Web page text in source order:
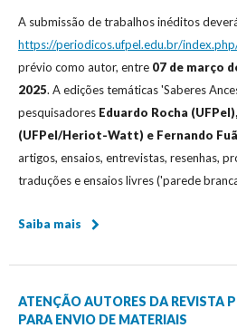
A submissão de trabalhos inéditos
https://periodicos.ufpel.edu.br/
prévio como autor, entre 07 de março
2025. A edições temáticas 'Saberes
pesquisadores Eduardo Rocha
(UFPel/Heriot-Watt) e Fernando
artigos, ensaios, entrevistas, resenhas,
traduções e ensaios livres ('parede
Saiba mais
ATENÇÃO AUTORES DA REVISTA
PARA ENVIO DE MATERIAIS